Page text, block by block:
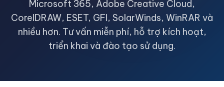
Microsoft 365, Adobe Creative Cloud,
CorelDRAW, ESET, GFI, SolarWinds, WinRAR và
nhiều hơn. Tư vấn miễn phí, hỗ trợ kích hoạt,
triển khai và đào tạo sử dụng.